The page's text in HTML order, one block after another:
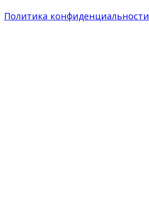
Политика конфиденциальности